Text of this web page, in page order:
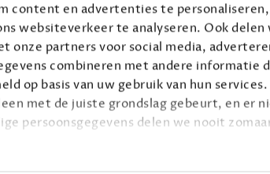
content en advertenties te
websiteverkeer te analyseren. Ook
onze partners voor social media,
combineren met andere informatie
op basis van uw gebruik van hun
met de juiste grondslag gebeurt, en er
persoonsgegevens delen we nooit
Privacy
Voorwaarden
© 2026 Connaisseur B.V.